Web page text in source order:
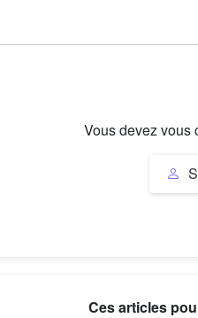
Vous devez vous
Ces articles